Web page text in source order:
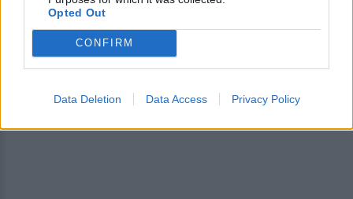
Opted Out
CONFIRM
Data Deletion Data Access Privacy Policy
ΔΙΑΦΗΜΙΣΗ